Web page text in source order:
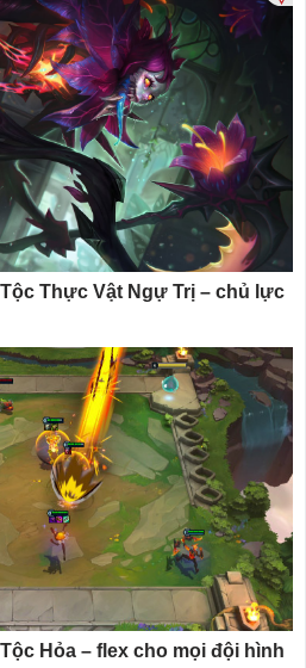
Thực Vật Ngự Trị – chủ lực
Hỏa – flex cho mọi đội hình